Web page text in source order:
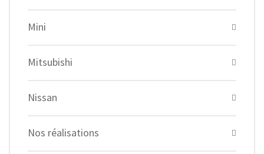
Mini
Mitsubishi
Nissan
Nos réalisations